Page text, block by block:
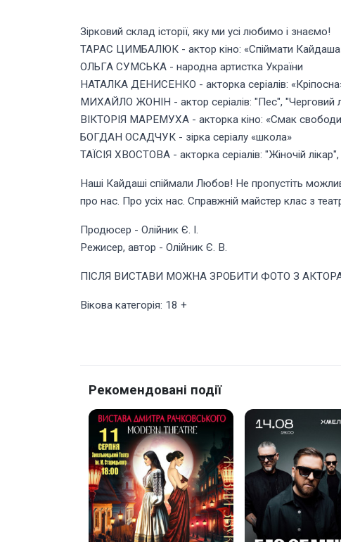
Зірковий склад історії, яку ми усі любимо і знаємо!
ТАРАС ЦИМБАЛЮК - актор кіно: «Спіймати
ОЛЬГА СУМСЬКА - народна артистка України
НАТАЛКА ДЕНИСЕНКО - акторка серіалів:
МИХАЙЛО ЖОНІН - актор серіалів: "Пес", "Черговий
ВІКТОРІЯ МАРЕМУХА - акторка кіно: «Смак
БОГДАН ОСАДЧУК - зірка серіалу «школа»
ТАЇСІЯ ХВОСТОВА - акторка серіалів: "Жіночій
Наші Кайдаші спіймали Любов! Не пропустіть
про нас. Про усіх нас. Справжній майстер клас з
Продюсер - Олійник Є. І.
Режисер, автор - Олійник Є. В.
ПІСЛЯ ВИСТАВИ МОЖНА ЗРОБИТИ ФОТО З
Вікова категорія: 18 +
Рекомендовані події